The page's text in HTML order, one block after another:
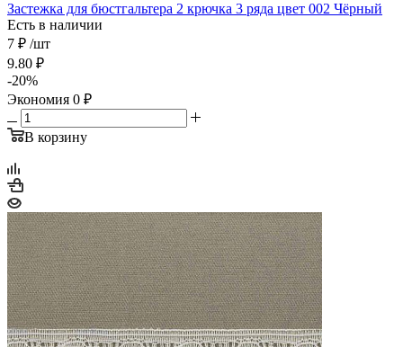
Застежка для бюстгальтера 2 крючка 3 ряда цвет 002 Чёрный
Есть в наличии
7 ₽ /шт
9.80 ₽
-20%
Экономия 0 ₽
В корзину